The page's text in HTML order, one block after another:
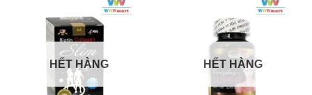
HẾT HÀNG HẾT HÀNG